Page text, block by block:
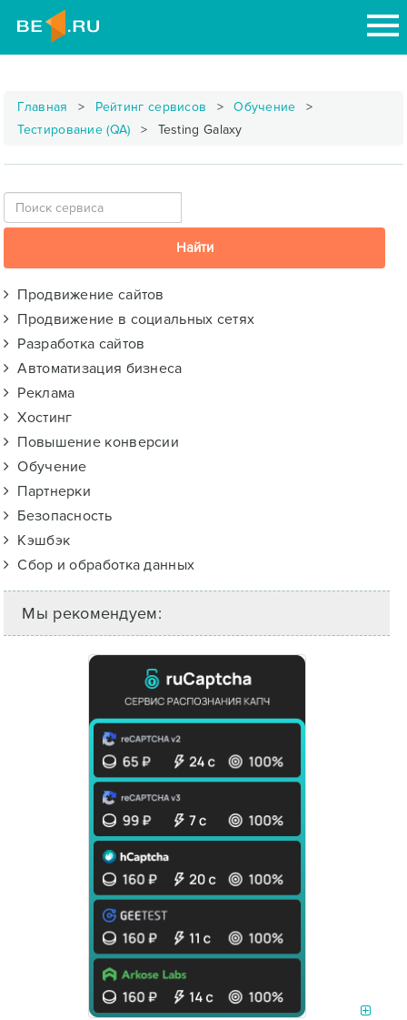
Главная Рейтинг сервисов
Обучение
Тестирование (QA)
Testing Galaxy
Продвижение сайтов
Продвижение в социальных сетях
Разработка сайтов
Автоматизация бизнеса
Реклама
Хостинг
Повышение конверсии
Обучение
Партнерки
Безопасность
Кэшбэк
Сбор и обработка данных
Мы рекомендуем: